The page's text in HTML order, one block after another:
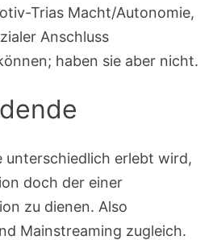
Trias Macht/Autonomie,
Anschluss
haben sie aber nicht.
unterschiedlich erlebt wird,
doch der einer
zu dienen. Also
Mainstreaming zugleich.